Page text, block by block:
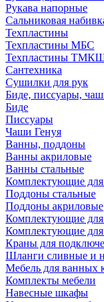
Рукава напорные
Сальниковая
Техпластины
Техпластины МБС
Техпластины
Сантехника
Сушилки для рук
Биде, писсуары,
Биде
Писсуары
Чаши Генуя
Ванны, поддоны
Ванны акриловые
Ванны стальные
Комплектующие
Поддоны стальные
Поддоны акриловые
Комплектующие
Комплектующие
Краны для
Шланги сливные и
Мебель для ванных
Комплекты мебели
Навесные шкафы